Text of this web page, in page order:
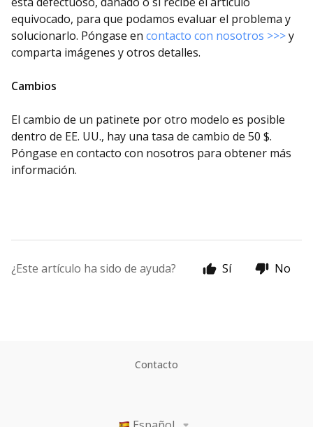
equivocado, para que podamos evaluar el problema y
solucionarlo. Póngase en contacto con nosotros >>>y
comparta imágenes y otros detalles.
Cambios
El cambio de un patinete por otro modelo es posible
dentro de EE. UU., hay una tasa de cambio de 50 $.
Póngase en contacto con nosotros para obtener más
información.
¿Este artículo ha sido de ayuda? Sí No
Contacto